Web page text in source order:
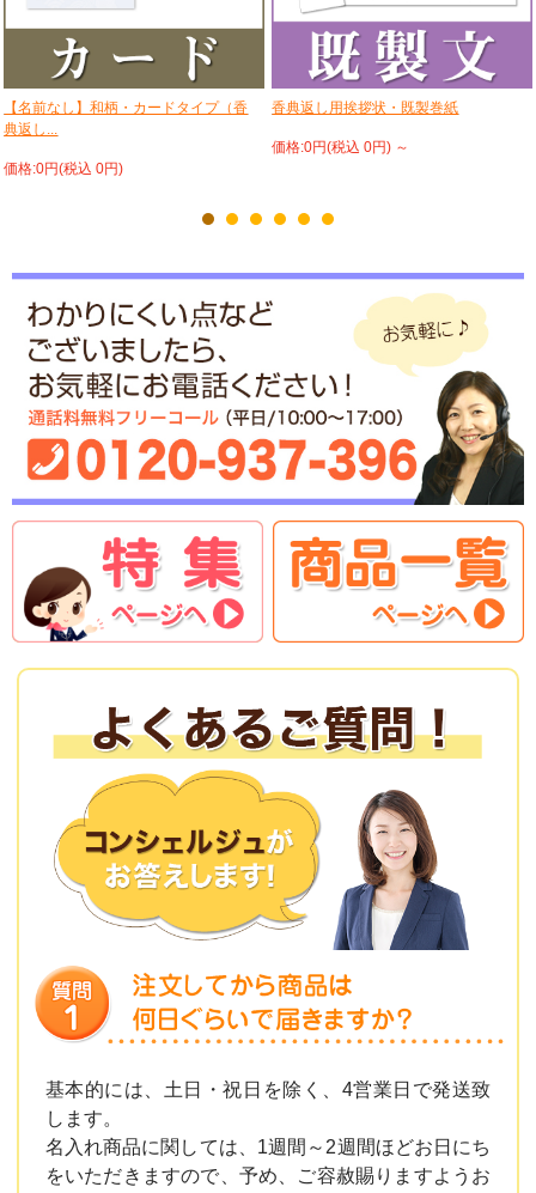
【名前なし】和柄・カードタイプ（香
典返し...
価格:0円(税込 0円)
香典返し用挨拶状・既製巻紙
価格:0円(税込 0円) ～
基本的には、土日・祝日を除く、4営業日で発送致
します。
名入れ商品に関しては、1週間～2週間ほどお日にち
をいただきますので、予め、ご容赦賜りますようお